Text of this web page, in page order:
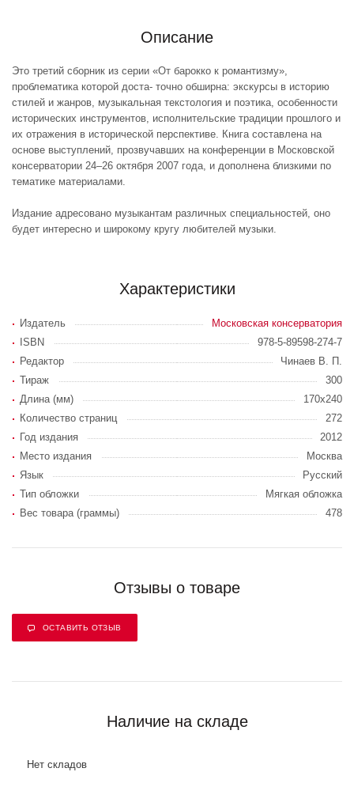
Описание
Это третий сборник из серии «От барокко к романтизму»,
проблематика которой доста- точно обширна: экскурсы в историю
стилей и жанров, музыкальная текстология и поэтика, особенности
исторических инструментов, исполнительские традиции прошлого и
их отражения в исторической перспективе. Книга составлена на
основе выступлений, прозвучавших на конференции в Московской
консерватории 24–26 октября 2007 года, и дополнена близкими по
тематике материалами.
Издание адресовано музыкантам различных специальностей, оно
будет интересно и широкому кругу любителей музыки.
Характеристики
Издатель
Московская консерватория
ISBN
978-5-89598-274-7
Редактор
Чинаев В. П.
Тираж
300
Длина (мм)
170х240
Количество страниц
272
Год издания
2012
Место издания
Москва
Язык
Русский
Тип обложки
Мягкая обложка
Вес товара (граммы)
478
Отзывы о товаре
ОСТАВИТЬ ОТЗЫВ
Наличие на складе
Нет складов